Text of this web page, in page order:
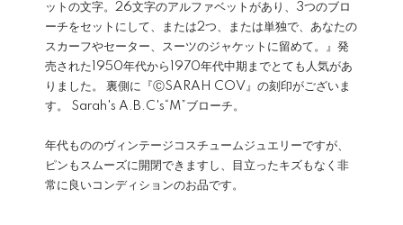
ットの文字。26文字のアルファベットがあり、3つのブロ
ーチをセットにして、または2つ、または単独で、あなたの
スカーフやセーター、スーツのジャケットに留めて。』発
売された1950年代から1970年代中期までとても人気があ
りました。 裏側に『ⒸSARAH COV』の刻印がございま
す。 Sarah's A.B.C's“M”ブローチ。
年代もののヴィンテージコスチュームジュエリーですが、
ピンもスムーズに開閉できますし、目立ったキズもなく非
常に良いコンディションのお品です。